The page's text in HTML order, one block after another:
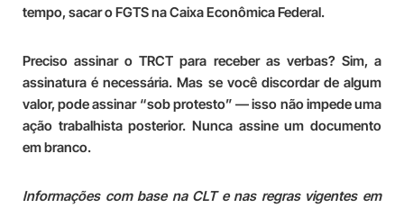
tempo, sacar o FGTS na Caixa Econômica Federal.
Preciso assinar o TRCT para receber as verbas?Sim, a
assinatura é necessária. Mas se você discordar de algum
valor, pode assinar “sob protesto” — isso não impede uma
ação trabalhista posterior. Nunca assine um documento
em branco.
Informações com base na CLT e nas regras vigentes em